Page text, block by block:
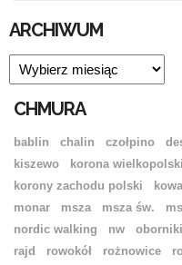
ARCHIWUM
ARCHIWUM
CHMURA
bablin chalin czołpino
kiszewo
korona wielkopolski
korony zachodu polski
monar
msza msza św.
nordic walking
nw oborniki
rajd
rowokół rożnowice